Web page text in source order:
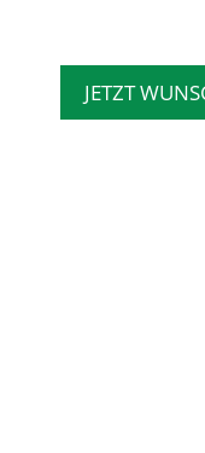
JETZT